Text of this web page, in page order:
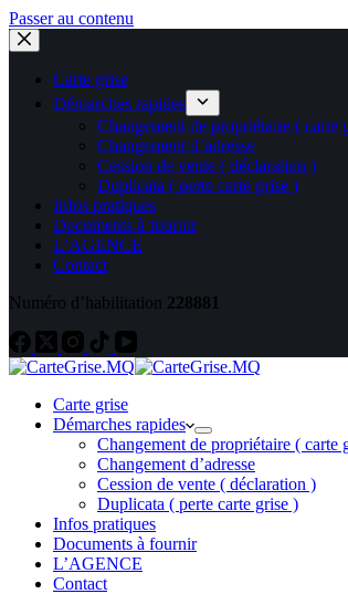
Passer au contenu
Carte grise
Démarches rapides
Changement de propriétaire ( carte
Changement d’adresse
Cession de vente ( déclaration )
Duplicata ( perte carte grise )
Infos pratiques
Documents à fournir
L’AGENCE
Contact
Numéro d’habilitation 228881
Carte grise
Démarches rapides
Changement de propriétaire ( carte
Changement d’adresse
Cession de vente ( déclaration )
Duplicata ( perte carte grise )
Infos pratiques
Documents à fournir
L’AGENCE
Contact